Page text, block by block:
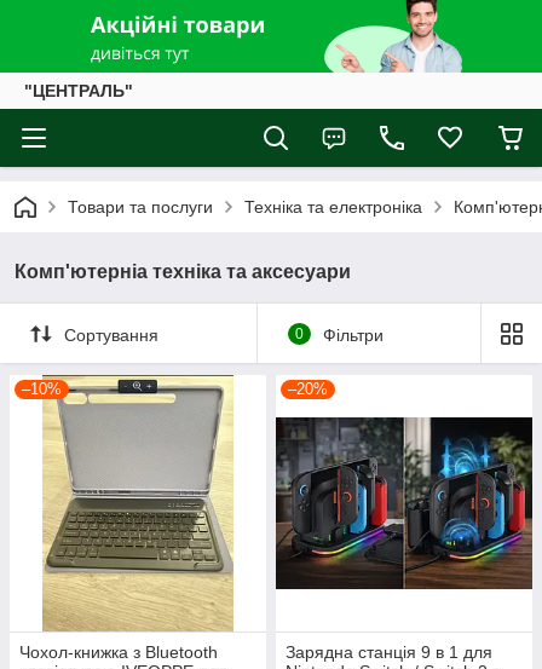
"ЦЕНТРАЛЬ"
Товари та послуги Техніка та електроніка
Комп'ютерніа техніка та аксесуари
Сортування 0 Фільтри
–10%
Чохол-книжка з Bluetooth
–20%
Зарядна станція 9 в 1 для